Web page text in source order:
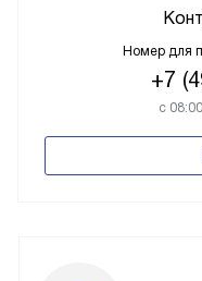
Номер для
+7
с